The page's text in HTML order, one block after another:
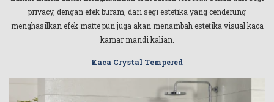
privacy, dengan efek buram, dari segi estetika yang cenderung
menghasilkan efek matte pun juga akan menambah estetika visual kaca
kamar mandi kalian.
Kaca Crystal Tempered